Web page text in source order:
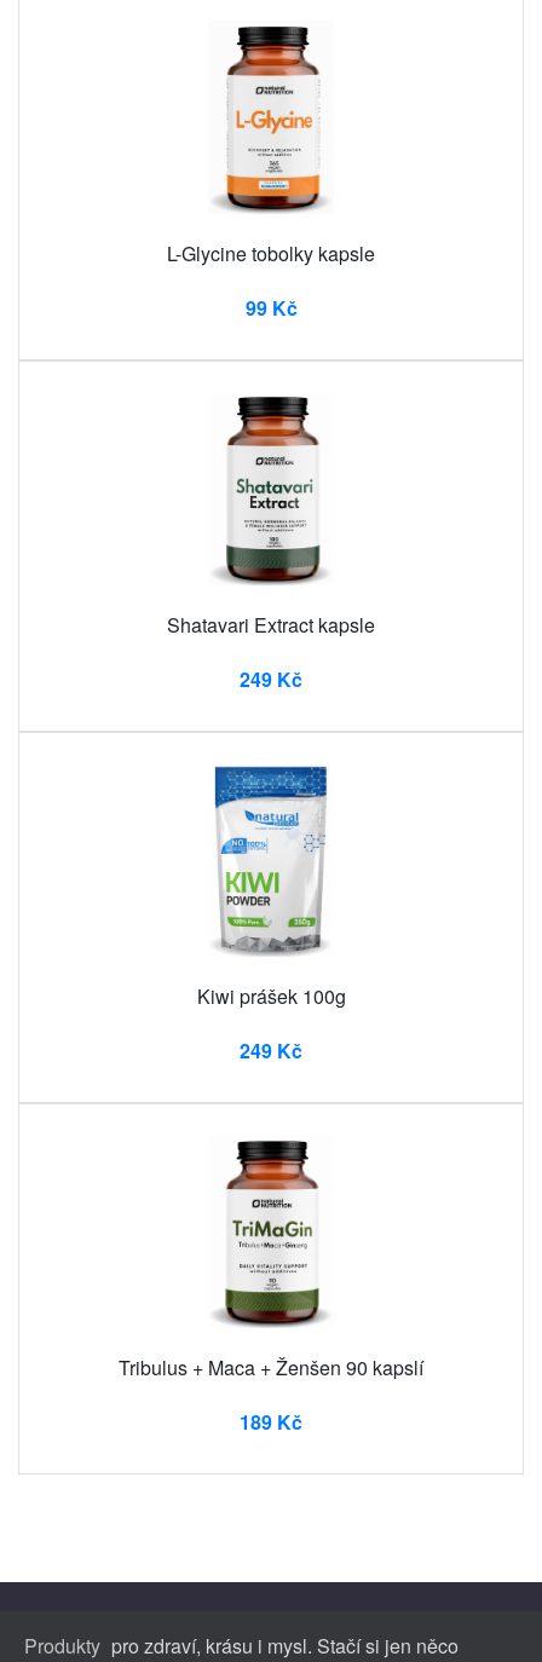
L-Glycine tobolky kapsle
99 Kč
Shatavari Extract kapsle
249 Kč
Kiwi prášek 100g
249 Kč
Tribulus + Maca + Ženšen 90 kapslí
189 Kč
Produkty pro zdraví, krásu i mysl. Stačí si jen něco